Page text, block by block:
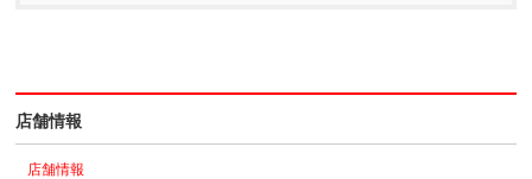
店舗情報
店舗情報